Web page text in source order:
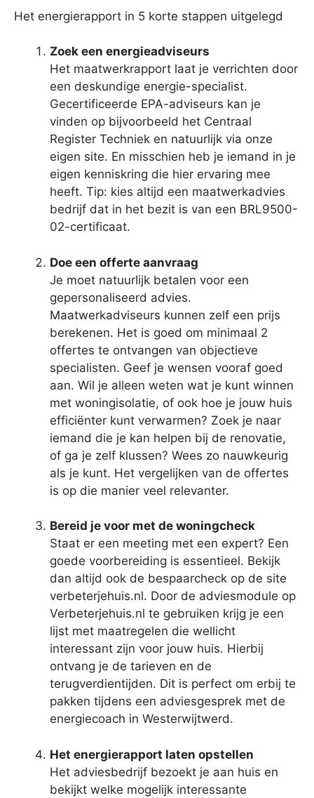
Het energierapport in 5 korte stappen uitgelegd
Zoek een energieadviseurs
Het maatwerkrapport laat je verrichten door
een deskundige energie-specialist.
Gecertificeerde EPA-adviseurs kan je
vinden op bijvoorbeeld het Centraal
Register Techniek en natuurlijk via onze
eigen site. En misschien heb je iemand in je
eigen kenniskring die hier ervaring mee
heeft. Tip: kies altijd een maatwerkadvies
bedrijf dat in het bezit is van een BRL9500-
02-certificaat.
Doe een offerte aanvraag
Je moet natuurlijk betalen voor een
gepersonaliseerd advies.
Maatwerkadviseurs kunnen zelf een prijs
berekenen. Het is goed om minimaal 2
offertes te ontvangen van objectieve
specialisten. Geef je wensen vooraf goed
aan. Wil je alleen weten wat je kunt winnen
met woningisolatie, of ook hoe je jouw huis
efficiënter kunt verwarmen? Zoek je naar
iemand die je kan helpen bij de renovatie,
of ga je zelf klussen? Wees zo nauwkeurig
als je kunt. Het vergelijken van de offertes
is op die manier veel relevanter.
Bereid je voor met de woningcheck
Staat er een meeting met een expert? Een
goede voorbereiding is essentieel. Bekijk
dan altijd ook de bespaarcheck op de site
verbeterjehuis.nl. Door de adviesmodule op
Verbeterjehuis.nl te gebruiken krijg je een
lijst met maatregelen die wellicht
interessant zijn voor jouw huis. Hierbij
ontvang je de tarieven en de
terugverdientijden. Dit is perfect om erbij te
pakken tijdens een adviesgesprek met de
energiecoach in Westerwijtwerd.
Het energierapport laten opstellen
Het adviesbedrijf bezoekt je aan huis en
bekijkt welke mogelijk interessante